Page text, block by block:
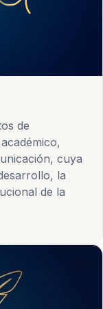
de
cuya
la
de la